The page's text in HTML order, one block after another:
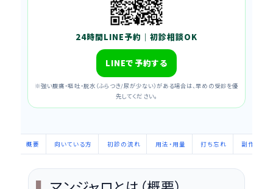
24時間LINE予約｜初診相談OK
LINEで予約する
※強い腹痛・嘔吐・脱水（ふらつき/尿が少ない）がある場合は、早めの受診を優
先してください。
概要 向いている方 初診の流れ 用法・用量 打ち忘れ 副作用/禁